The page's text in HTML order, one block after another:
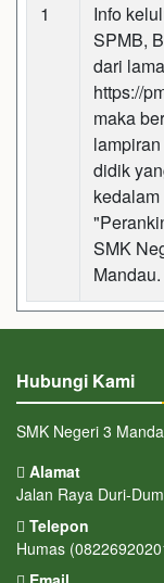
1
Info
SPMB,
dari
https://
maka
didik
kedalam
SMK
Mandau.
Hubungi Kami
SMK Negeri 3
Alamat
Jalan Raya Duri-
Telepon
Humas